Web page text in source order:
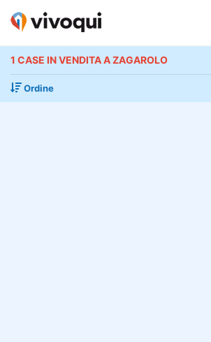
1 CASE IN VENDITA A ZAGAROLO
Ordine